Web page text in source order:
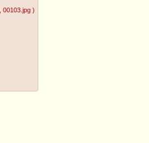
, 00103.jpg )